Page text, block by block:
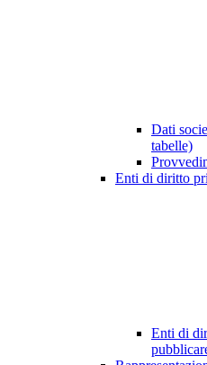
Dati
tabelle)
Enti di diritto
Enti di